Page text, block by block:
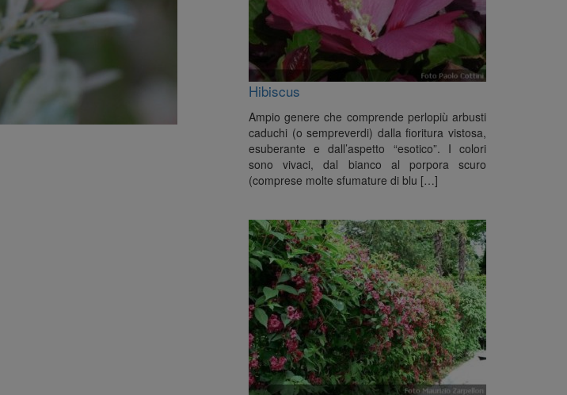
Hibiscus
Ampio genere che comprende perlopiù arbusti
caduchi (o sempreverdi) dalla fioritura vistosa,
esuberante e dall’aspetto “esotico”. I colori
sono vivaci, dal bianco al porpora scuro
(comprese molte sfumature di blu […]